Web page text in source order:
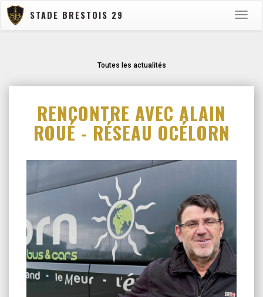
Toggle
STADE BRESTOIS 29
Toutes les actualités
RENCONTRE AVEC ALAIN
ROUÉ - RÉSEAU OCÉLORN